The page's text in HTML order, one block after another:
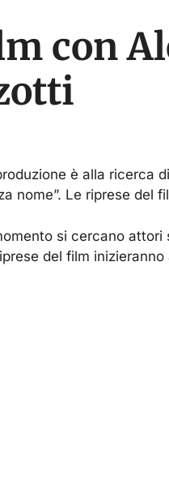
con
è alla ricerca
nome”. Le riprese del
si cercano attori
del film